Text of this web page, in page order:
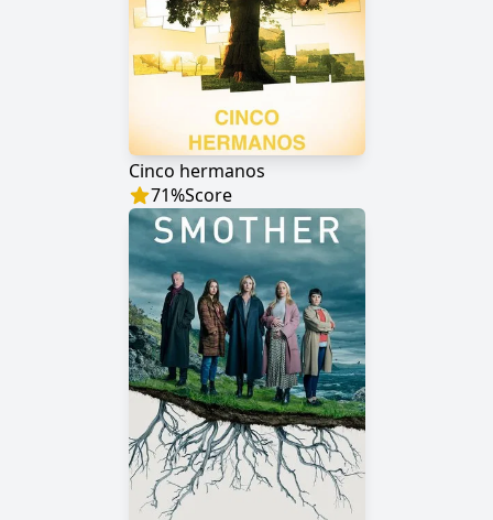
Cinco hermanos
71%Score